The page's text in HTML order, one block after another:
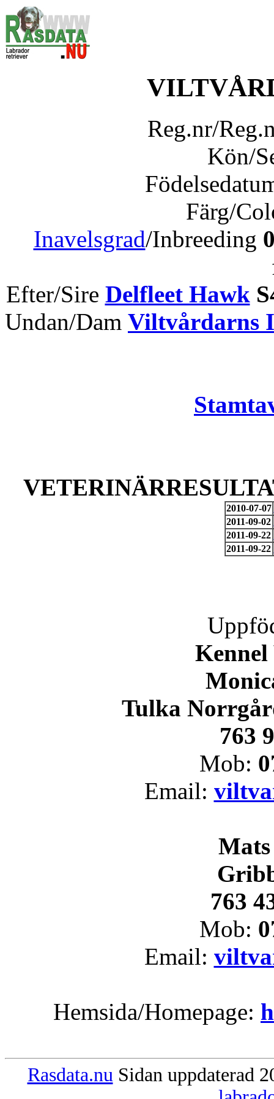
Reg.nr/
Kön/
Färg/
Inavelsgrad/Inbreeding
Efter/Sire Delfleet Hawk
Undan/Dam Viltvårdarns
2010-07-07
2011-09-02
2011-09-22
2011-09-22
Tulka
763
Mob:
Email:
Mats
763
Mob:
Email:
Hemsida/Homepage:
Rasdata.nu Sidan uppdaterad